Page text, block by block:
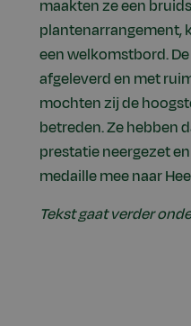
maakten ze een
plantenarrangement,
een welkomstbord.
afgeleverd en met
mochten zij de
betreden. Ze hebben
prestatie neergezet
medaille mee naar
Tekst gaat verder